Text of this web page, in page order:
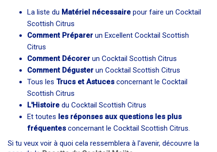
La liste du Matériel nécessaire pour faire un Cocktail
Scottish Citrus
Comment Préparer un Excellent Cocktail Scottish
Citrus
Comment Décorer un Cocktail Scottish Citrus
Comment Déguster un Cocktail Scottish Citrus
Tous les Trucs et Astuces concernant le Cocktail
Scottish Citrus
L'Histoire du Cocktail Scottish Citrus
Et toutes les réponses aux questions les plus
fréquentes concernant le Cocktail Scottish Citrus.
Si tu veux voir à quoi cela ressemblera à l'avenir, découvre la